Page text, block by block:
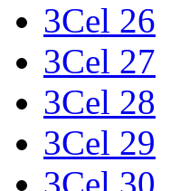
3Cel 26
3Cel 27
3Cel 28
3Cel 29
3Cel 30